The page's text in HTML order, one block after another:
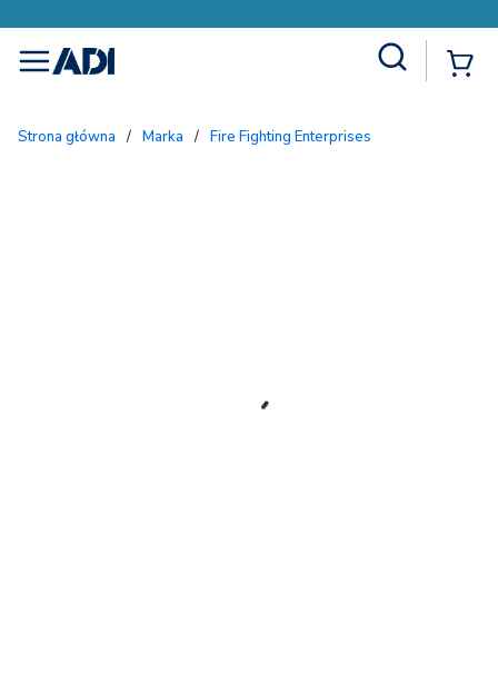
menu
Strona główna / Marka / Fire Fighting Enterprises